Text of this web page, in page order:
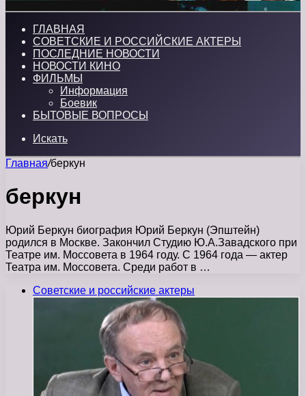
ГЛАВНАЯ
СОВЕТСКИЕ И РОССИЙСКИЕ АКТЕРЫ
ПОСЛЕДНИЕ НОВОСТИ
НОВОСТИ КИНО
ФИЛЬМЫ
Информация
Боевик
БЫТОВЫЕ ВОПРОСЫ
Искать
Главная/беркун
беркун
Юрий Беркун биография Юрий Беркун (Эпштейн)
родился в Москве. Закончил Студию Ю.А.Завадского при
Театре им. Моссовета в 1964 году. С 1964 года — актер
Театра им. Моссовета. Среди работ в …
Советские и российские актеры